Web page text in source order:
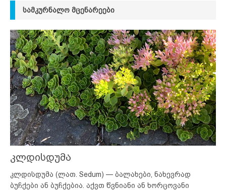
ᲡᲐᲛᲙᲣᲠᲜᲐᲚᲝ ᲛᲪᲔᲜᲐᲠᲔᲔᲑᲘ
კლდისდუმა
კლდისდუმა (ლათ. Sedum) — ბალახები, ნახევრად
ბუჩქები ან ბუჩქებია. აქვთ წვნიანი ან ხორცოვანი